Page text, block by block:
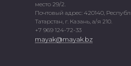
место 29/2.
Почтовый адрес: 420140,
Татарстан, г. Казань, а/я 210.
+7 969 124-72-33
mayak@mayak.bz